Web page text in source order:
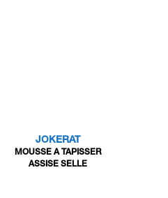
JOKERAT
MOUSSE A TAPISSER
ASSISE SELLE